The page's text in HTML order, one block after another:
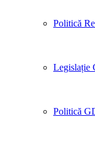
Politică
Legislație
Politică